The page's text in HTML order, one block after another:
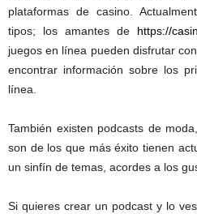
plataformas de casino.
tipos; los amantes de https://
juegos en línea pueden disfrutar
encontrar información sobre los
línea.
También existen podcasts de
son de los que más éxito tienen
un sinfín de temas, acordes a los
Si quieres crear un podcast y lo